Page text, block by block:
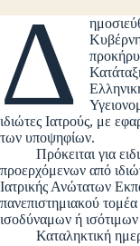
Δ
ιδιώτες Ιατρούς, με
των υποψηφίων.
Πρόκειται για
προερχόμενων από
Ιατρικής Ανώτατων
πανεπιστημιακού
ισοδύναμων ή ισότιμων
Καταληκτική